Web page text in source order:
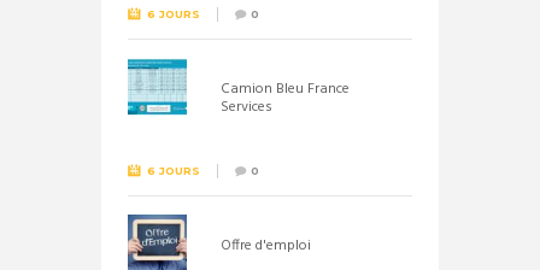
6 JOURS 0
Camion Bleu France
Services
6 JOURS 0
Offre d'emploi